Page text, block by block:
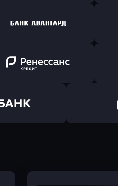
в Райффайзен Банк
Оправить заявку
в Банк Авангард
Оправить заявку
в Ренессанс Банк